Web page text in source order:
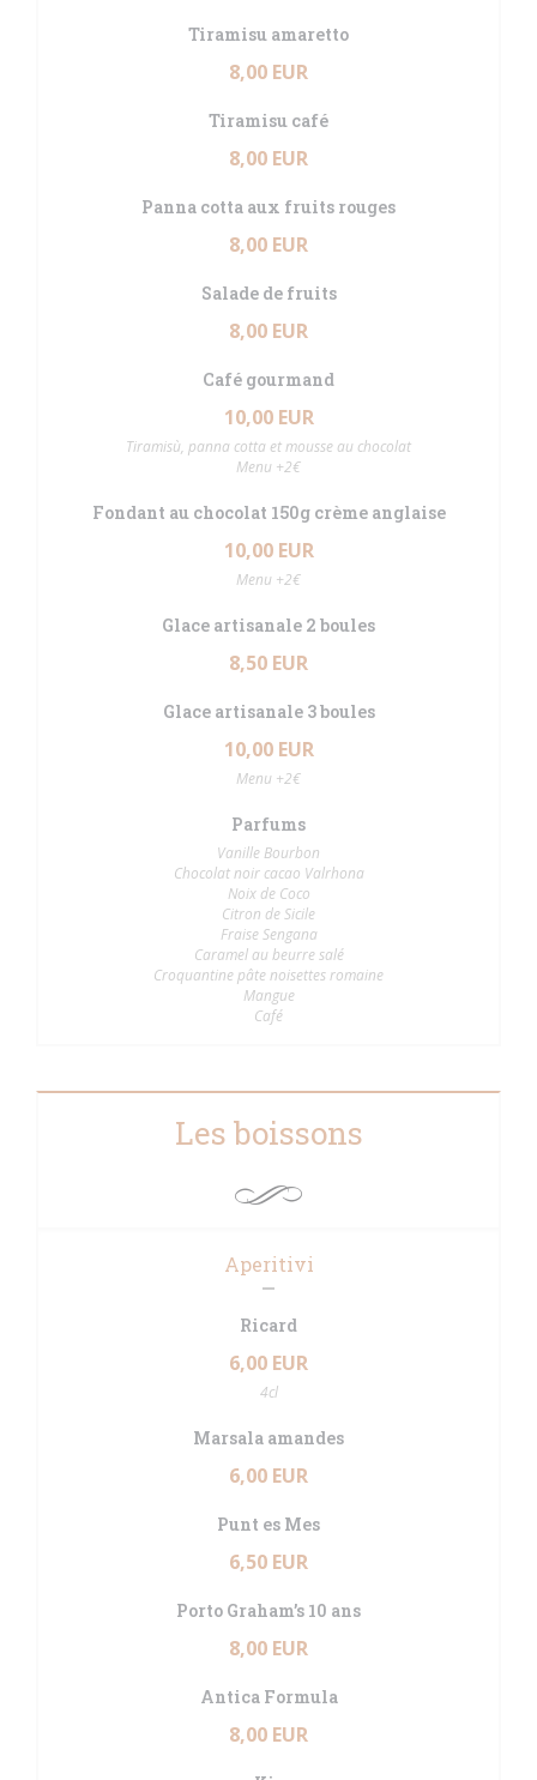
Tiramisu amaretto
8,00 EUR
Tiramisu café
8,00 EUR
Panna cotta aux fruits rouges
8,00 EUR
Salade de fruits
8,00 EUR
Café gourmand
10,00 EUR
Tiramisù, panna cotta et mousse au chocolat
Menu +2€
Fondant au chocolat 150g crème anglaise
10,00 EUR
Menu +2€
Glace artisanale 2 boules
8,50 EUR
Glace artisanale 3 boules
10,00 EUR
Menu +2€
Parfums
Vanille Bourbon
Chocolat noir cacao Valrhona
Noix de Coco
Citron de Sicile
Fraise Sengana
Caramel au beurre salé
Croquantine pâte noisettes romaine
Mangue
Café
Les boissons
Aperitivi
Ricard
6,00 EUR
4cl
Marsala amandes
6,00 EUR
Punt es Mes
6,50 EUR
Porto Graham’s 10 ans
8,00 EUR
Antica Formula
8,00 EUR